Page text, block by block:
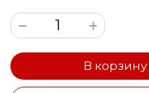
В корзину